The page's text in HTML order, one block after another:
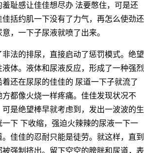
耻感让佳佳想尽办 法要憋住，可是还
括约肌一下没有了力气，再怎么使劲还
，一下子尿液就喷了出来。
法的排尿，直接启动了惩罚模式。绝望
体。液体和尿液反应，形成了一种强烈
还在尿尿的佳佳的 尿道一下子就流了
都像火烧一样疼痛。佳佳发现状况不
是绝望棒早就考虑到，发出一波波的生
下 下收缩，强迫火辣辣的尿液一下一
佳佳的忍耐只能是徒劳。就这样，直到
强制挤出。留下空空的膀胱和尿道，表